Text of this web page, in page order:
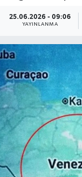
25.06.2026 - 09:06
YAYINLANMA